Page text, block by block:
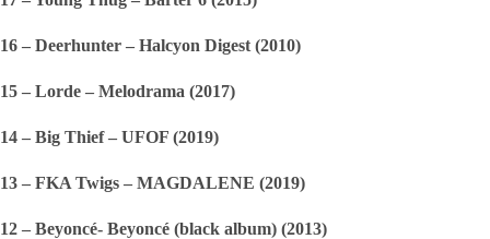
16 – Deerhunter – Halcyon Digest (2010)
15 – Lorde – Melodrama (2017)
14 – Big Thief – UFOF (2019)
13 – FKA Twigs – MAGDALENE (2019)
12 – Beyoncé- Beyoncé (black album) (2013)